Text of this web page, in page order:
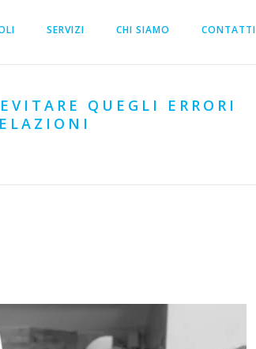
SERVIZI CHI SIAMO CONTATTI
QUEGLI ERRORI